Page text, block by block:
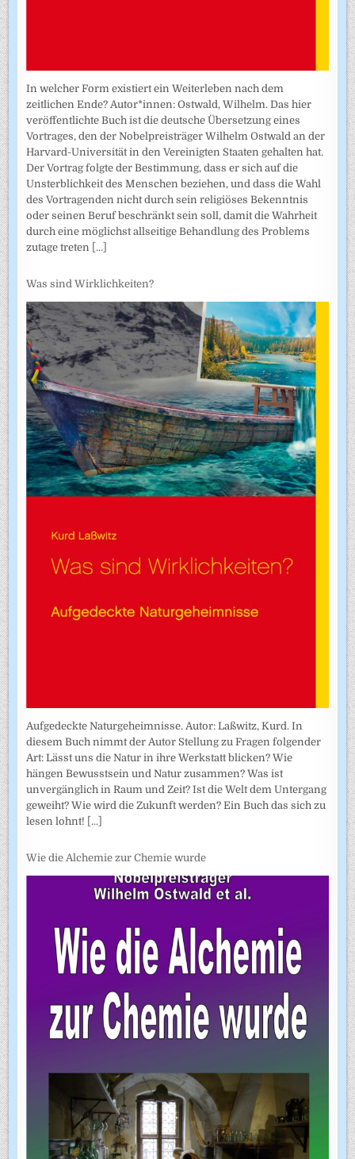
In welcher Form existiert ein Weiterleben nach dem
zeitlichen Ende? Autor*innen: Ostwald, Wilhelm. Das hier
veröffentlichte Buch ist die deutsche Übersetzung eines
Vortrages, den der Nobelpreisträger Wilhelm Ostwald an der
Harvard-Universität in den Vereinigten Staaten gehalten hat.
Der Vortrag folgte der Bestimmung, dass er sich auf die
Unsterblichkeit des Menschen beziehen, und dass die Wahl
des Vortragenden nicht durch sein religiöses Bekenntnis
oder seinen Beruf beschränkt sein soll, damit die Wahrheit
durch eine möglichst allseitige Behandlung des Problems
zutage treten [...]
Was sind Wirklichkeiten?
Aufgedeckte Naturgeheimnisse. Autor: Laßwitz, Kurd. In
diesem Buch nimmt der Autor Stellung zu Fragen folgender
Art: Lässt uns die Natur in ihre Werkstatt blicken? Wie
hängen Bewusstsein und Natur zusammen? Was ist
unvergänglich in Raum und Zeit? Ist die Welt dem Untergang
geweiht? Wie wird die Zukunft werden? Ein Buch das sich zu
lesen lohnt! [...]
Wie die Alchemie zur Chemie wurde